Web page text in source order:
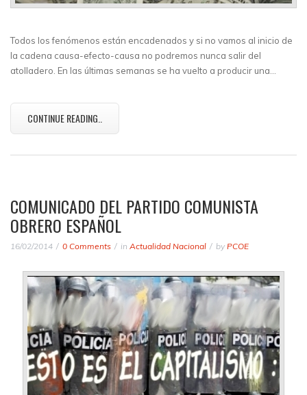
Todos los fenómenos están encadenados y si no vamos al inicio de
la cadena causa-efecto-causa no podremos nunca salir del
atolladero. En las últimas semanas se ha vuelto a producir una…
CONTINUE READING..
COMUNICADO DEL PARTIDO COMUNISTA
OBRERO ESPAÑOL
16/02/2014 0 Comments in Actualidad Nacional by PCOE